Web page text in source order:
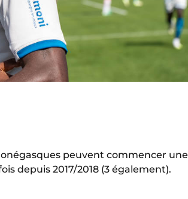
peuvent commencer une
depuis 2017/2018 (3 également).